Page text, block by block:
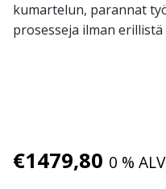
kumartelun, parannat
prosesseja ilman
€1479,80 0 % ALV